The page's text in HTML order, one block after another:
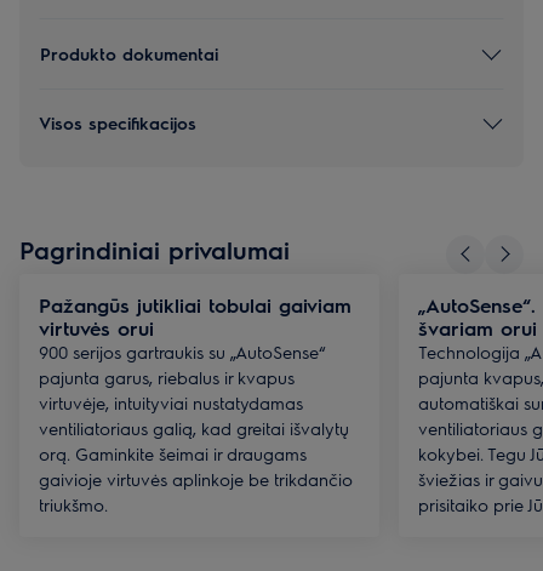
Produkto dokumentai
Visos specifikacijos
Pagrindiniai privalumai
Pažangūs jutikliai tobulai gaiviam
virtuvės orui
900 serijos gartraukis su „AutoSense“
pajunta garus, riebalus ir kvapus
virtuvėje, intuityviai nustatydamas
ventiliatoriaus galią, kad greitai išvalytų
orą. Gaminkite šeimai ir draugams
gaivioje virtuvės aplinkoje be trikdančio
triukšmo.
švariam orui
Technologija
pajunta
automatiškai
ventiliatoriaus
kokybei. Tegu
šviežias ir
prisitaiko prie